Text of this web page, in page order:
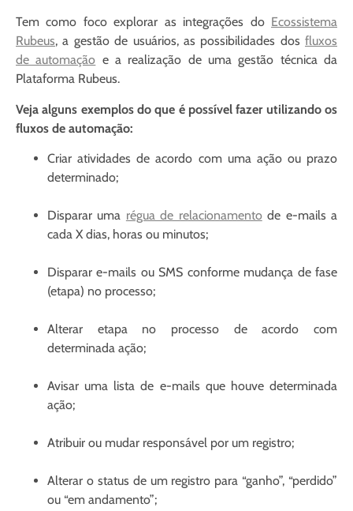
Tem como foco explorar as integrações do Ecossistema
Rubeus, a gestão de usuários, as possibilidades dos fluxos
de automação e a realização de uma gestão técnica da
Plataforma Rubeus.
Veja alguns exemplos do que é possível fazer utilizando os
fluxos de automação:
Criar atividades de acordo com uma ação ou prazo
determinado;
Disparar uma régua de relacionamentode e-mails a
cada X dias, horas ou minutos;
Disparar e-mails ou SMS conforme mudança de fase
(etapa) no processo;
Alterar etapa no processo de acordo com
determinada ação;
Avisar uma lista de e-mails que houve determinada
ação;
Atribuir ou mudar responsável por um registro;
Alterar o status de um registro para “ganho”, “perdido”
ou “em andamento”;